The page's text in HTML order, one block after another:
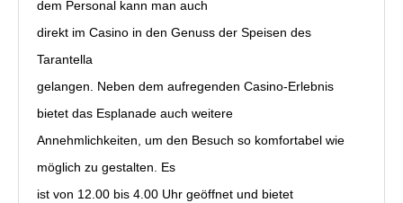
dem Personal kann man auch
direkt im Casino in den Genuss der Speisen des
Tarantella
gelangen. Neben dem aufregenden Casino-Erlebnis
bietet das Esplanade auch weitere
Annehmlichkeiten, um den Besuch so komfortabel wie
möglich zu gestalten. Es
ist von 12.00 bis 4.00 Uhr geöffnet und bietet